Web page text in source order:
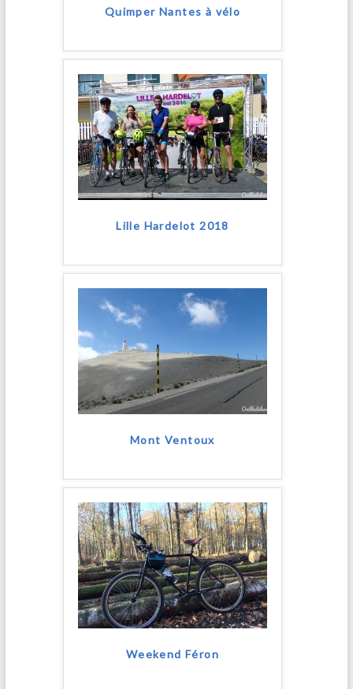
Quimper Nantes à vélo
Lille Hardelot 2018
Mont Ventoux
Weekend Féron